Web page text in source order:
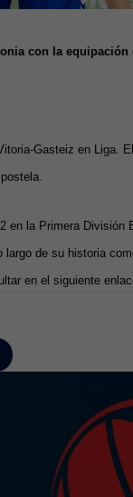
con la equipación
Gasteiz en Liga.
en la Primera
de su historia
en el siguiente